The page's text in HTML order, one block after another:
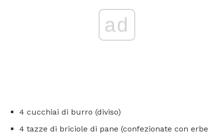
ad
4 cucchiai di burro (diviso)
4 tazze di briciole di pane (confezionate con erbe